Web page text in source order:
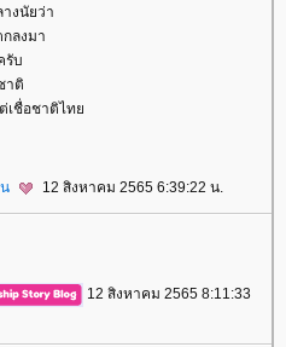
งนัยว่า
ลงมา
รับ
าติ
ต่เชื่อชาติไท
12 สิงหาคม 2565 6:39:22 น.
12 สิงหาคม 2565 8:11:33